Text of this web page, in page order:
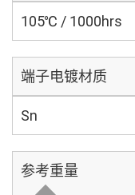
105℃ / 1000hrs
端子电镀材质
Sn
参考重量